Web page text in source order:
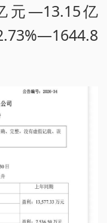
元—13.15亿